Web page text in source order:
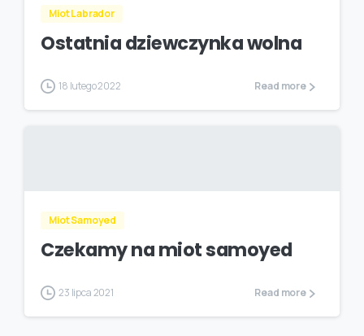
Miot Labrador
Ostatnia dziewczynka wolna
18 lutego 2022 Read more
Miot Samoyed
Czekamy na miot samoyed
23 lipca 2021 Read more